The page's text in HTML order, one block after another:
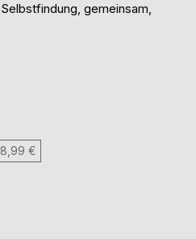
gemeinsam,
8,99 €